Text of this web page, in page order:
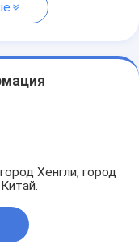
Хенгли, город